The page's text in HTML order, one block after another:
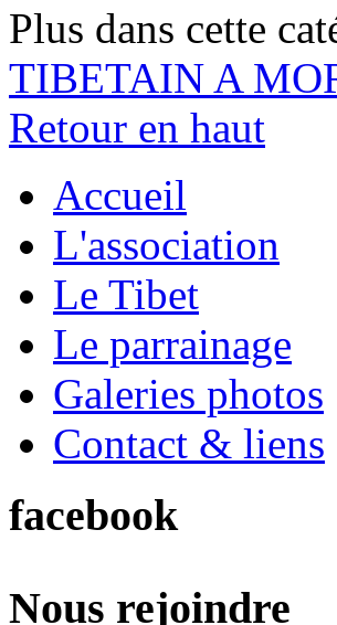
Plus dans cette
TIBETAIN A
Retour en haut
Accueil
L'association
Le Tibet
Le parrainage
Galeries photos
Contact & liens
facebook
Nous rejoindre